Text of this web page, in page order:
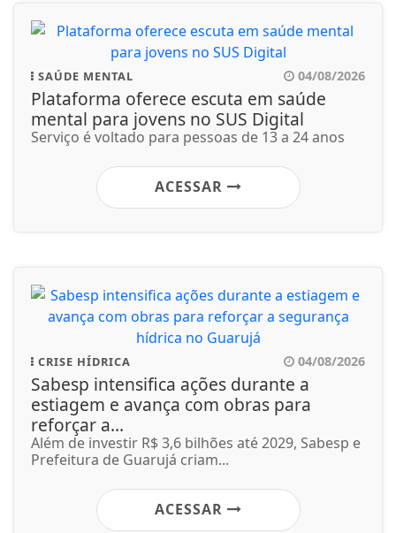
SAÚDE MENTAL 04/08/2026
Plataforma oferece escuta em saúde
mental para jovens no SUS Digital
Serviço é voltado para pessoas de 13 a 24 anos
ACESSAR
CRISE HÍDRICA 04/08/2026
Sabesp intensifica ações durante a
estiagem e avança com obras para
reforçar a...
Além de investir R$ 3,6 bilhões até 2029, Sabesp e
Prefeitura de Guarujá criam...
ACESSAR